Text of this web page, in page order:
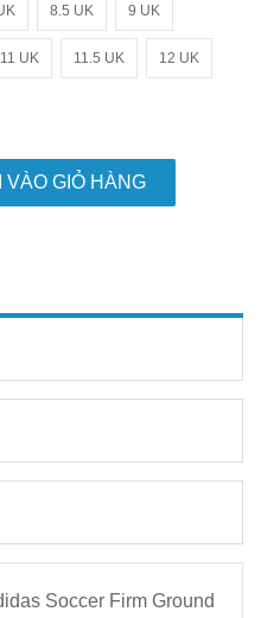
8.5 UK 9 UK
11 UK 11.5 UK 12 UK
VÀO GIỎ HÀNG
Soccer Firm Ground